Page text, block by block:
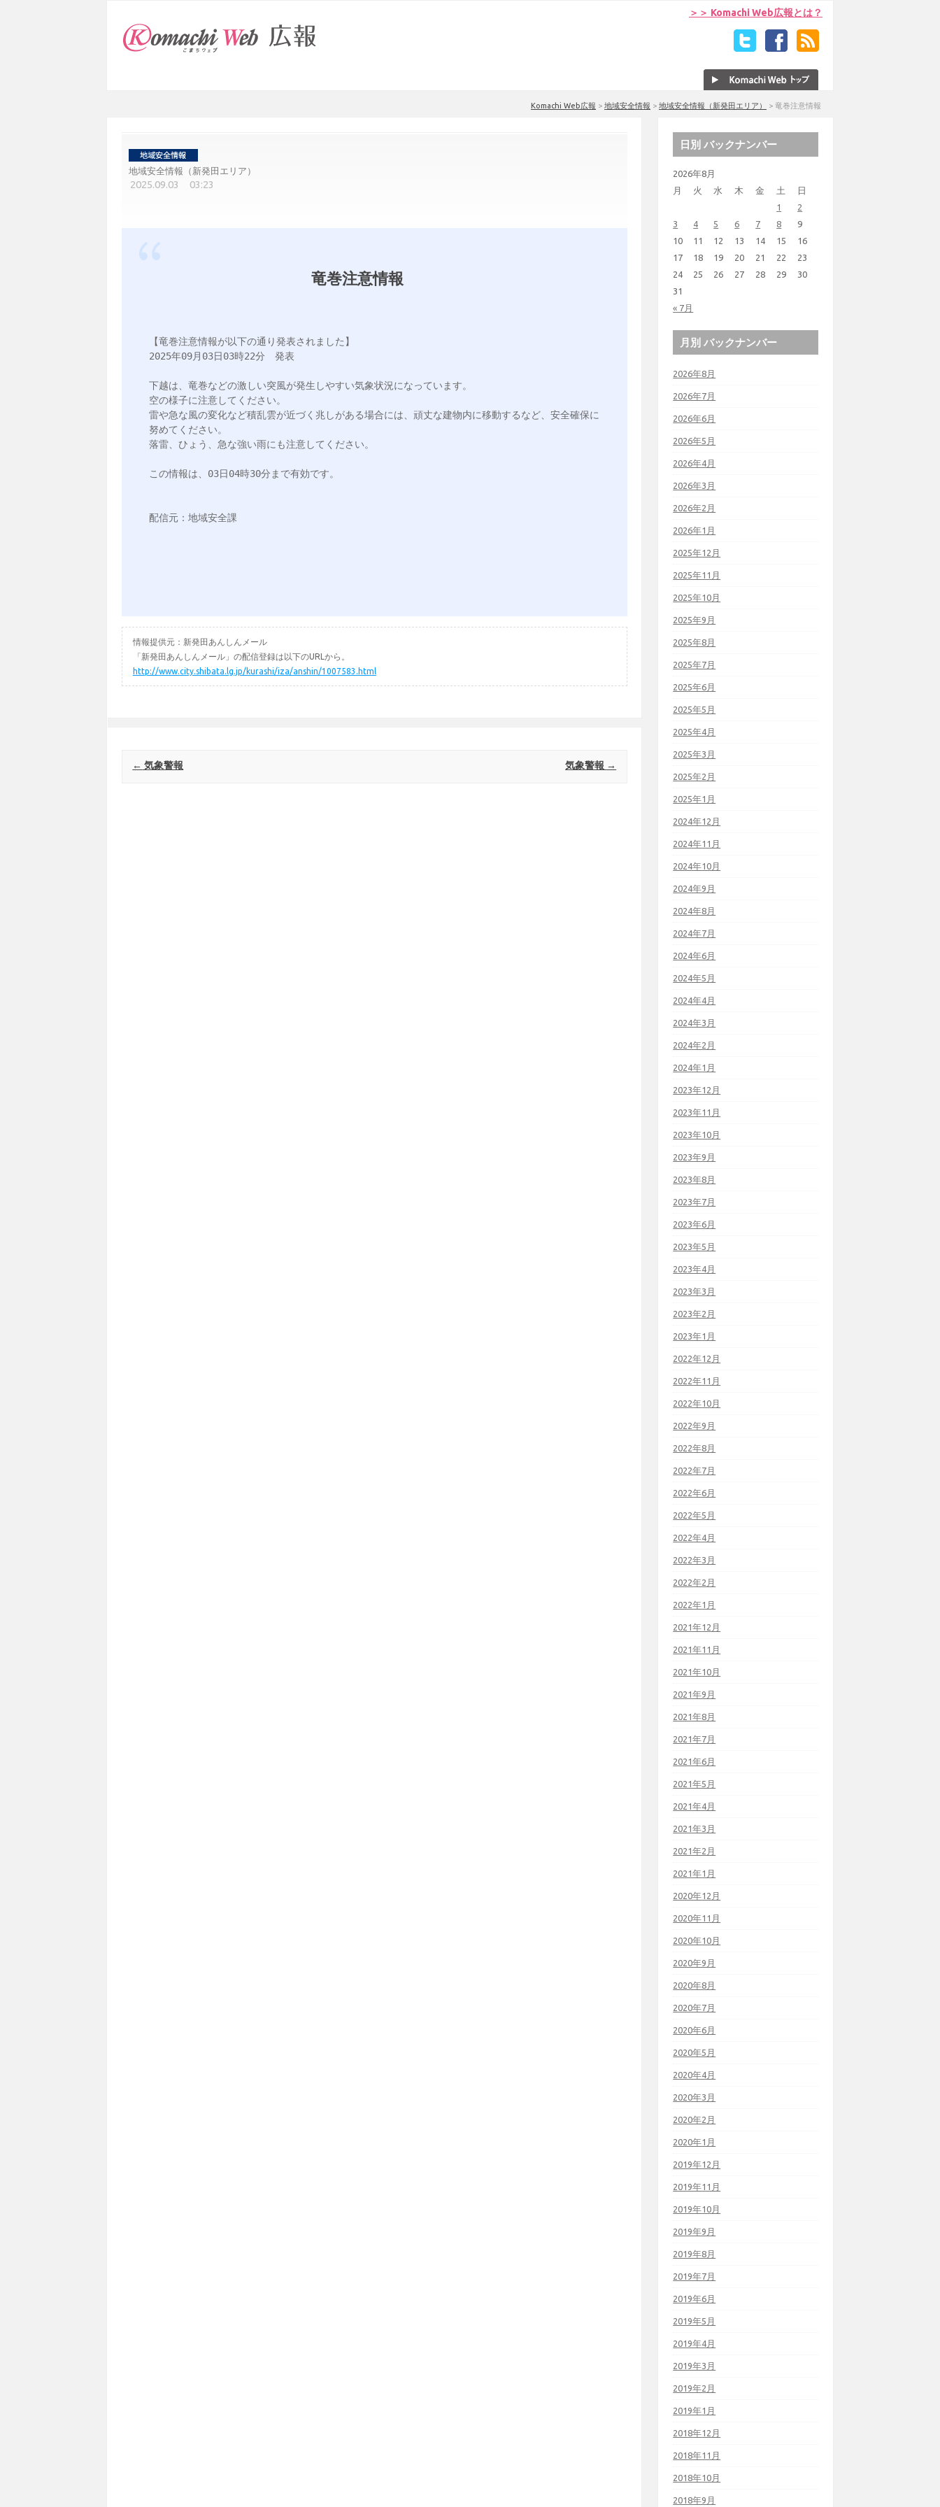
＞＞ Komachi Web広報とは？
Komachi Web広報 > 地域安全情報 > 地域安全情報（新発田エリア） > 竜巻注意情報
地域安全情報（新発田エリア）
2025.09.03 03:23
竜巻注意情報
【竜巻注意情報が以下の通り発表されました】
2025年09月03日03時22分　発表
下越は、竜巻などの激しい突風が発生しやすい気象状況になっています。
空の様子に注意してください。
雷や急な風の変化など積乱雲が近づく兆しがある場合には、頑丈な建物内に移動するなど、安全確保に
努めてください。
落雷、ひょう、急な強い雨にも注意してください。
この情報は、03日04時30分まで有効です。
配信元：地域安全課
情報提供元：新発田あんしんメール
「新発田あんしんメール」の配信登録は以下のURLから。
http://www.city.shibata.lg.jp/kurashi/iza/anshin/1007583.html
Post navigation
← 気象警報 気象警報 →
日別 バックナンバー
2026年8月
月
火 水 木 金 土 日
« 7月
1
2
3
4 5 6 7 8
9
10
11 12 13 14 15
16
17
18 19 20 21 22
23
24
25 26 27 28 29
30
31
月別 バックナンバー
2026年8月
2026年7月
2026年6月
2026年5月
2026年4月
2026年3月
2026年2月
2026年1月
2025年12月
2025年11月
2025年10月
2025年9月
2025年8月
2025年7月
2025年6月
2025年5月
2025年4月
2025年3月
2025年2月
2025年1月
2024年12月
2024年11月
2024年10月
2024年9月
2024年8月
2024年7月
2024年6月
2024年5月
2024年4月
2024年3月
2024年2月
2024年1月
2023年12月
2023年11月
2023年10月
2023年9月
2023年8月
2023年7月
2023年6月
2023年5月
2023年4月
2023年3月
2023年2月
2023年1月
2022年12月
2022年11月
2022年10月
2022年9月
2022年8月
2022年7月
2022年6月
2022年5月
2022年4月
2022年3月
2022年2月
2022年1月
2021年12月
2021年11月
2021年10月
2021年9月
2021年8月
2021年7月
2021年6月
2021年5月
2021年4月
2021年3月
2021年2月
2021年1月
2020年12月
2020年11月
2020年10月
2020年9月
2020年8月
2020年7月
2020年6月
2020年5月
2020年4月
2020年3月
2020年2月
2020年1月
2019年12月
2019年11月
2019年10月
2019年9月
2019年8月
2019年7月
2019年6月
2019年5月
2019年4月
2019年3月
2019年2月
2019年1月
2018年12月
2018年11月
2018年10月
2018年9月